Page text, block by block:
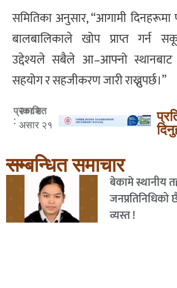
समितिका अनुसार, “आगामी
बालबालिकाले खोप प्राप्त गर्न
उद्देश्यले सबैले आ–आफ्नो स्थानबाट
सहयोग र सहजीकरण जारी राख्नुपर्छ।”
प्रकाशित
:
२०८२
असार २१
सम्बन्धित समाचार
बेकामे स्थानीय
व्यस्त !